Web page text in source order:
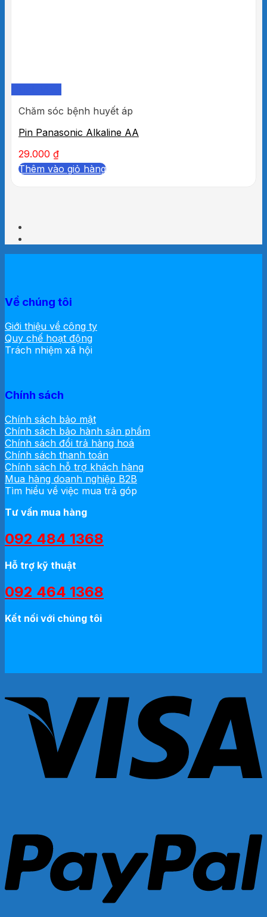
Chăm sóc bệnh huyết áp
Pin Panasonic Alkaline AA
29.000 ₫
Thêm vào giỏ hàng
Về chúng tôi
Giới thiệu về công ty
Quy chế hoạt động
Trách nhiệm xã hội
Chính sách
Chính sách bảo mật
Chính sách bảo hành sản phẩm
Chính sách đổi trả hàng hoá
Chính sách thanh toán
Chính sách hỗ trợ khách hàng
Mua hàng doanh nghiệp B2B
Tìm hiểu về việc mua trả góp
Tư vấn mua hàng
092 484 1368
Hỗ trợ kỹ thuật
092 464 1368
Kết nối với chúng tôi